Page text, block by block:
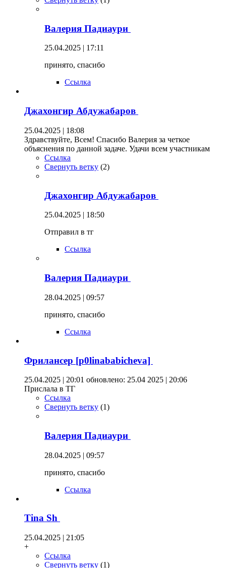
Валерия Падиаури
25.04.2025 | 17:11
принято, спасибо
Ссылка
Джахонгир Абдужабаров
25.04.2025 | 18:08
Здравствуйте, Всем! Спасибо Валерия за четкое
объяснения по данной задаче. Удачи всем участникам
Ссылка
Свернуть ветку (2)
Джахонгир Абдужабаров
25.04.2025 | 18:50
Отправил в тг
Ссылка
Валерия Падиаури
28.04.2025 | 09:57
принято, спасибо
Ссылка
Фрилансер [p0linababicheva]
25.04.2025 | 20:01 обновлено: 25.04 2025 | 20:06
Прислала в ТГ
Ссылка
Свернуть ветку (1)
Валерия Падиаури
28.04.2025 | 09:57
принято, спасибо
Ссылка
Tina Sh
25.04.2025 | 21:05
+
Ссылка
Свернуть ветку (1)